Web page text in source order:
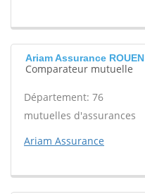
Ariam Assurance ROUEN
Comparateur mutuelle
Département: 76
mutuelles d'assurances
Ariam Assurance